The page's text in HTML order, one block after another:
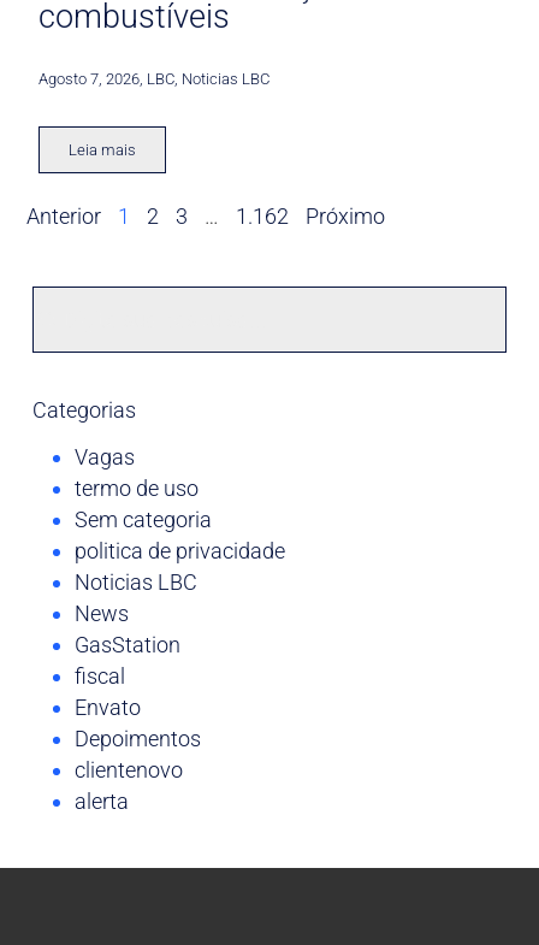
combustíveis
Agosto 7, 2026 LBC Noticias LBC
Leia mais
Anterior 1 2 3 … 1.162 Próximo
Categorias
Vagas
termo de uso
Sem categoria
politica de privacidade
Noticias LBC
News
GasStation
fiscal
Envato
Depoimentos
clientenovo
alerta